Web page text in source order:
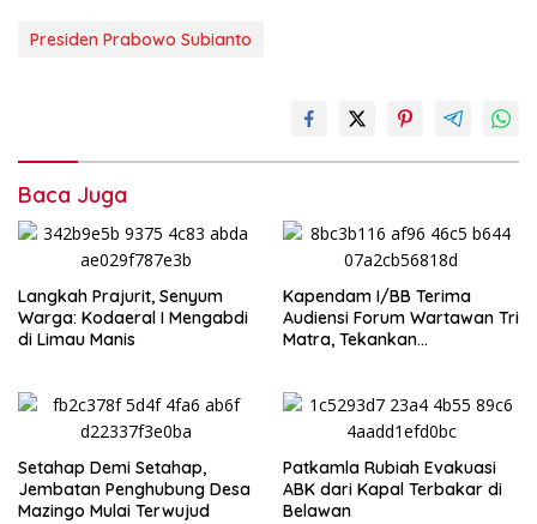
Presiden Prabowo Subianto
Baca Juga
‎Langkah Prajurit, Senyum
Warga: Kodaeral I Mengabdi
di Limau Manis
Kapendam I/BB Terima
Audiensi Forum Wartawan Tri
Matra, Tekankan
Setahap Demi Setahap,
Jembatan Penghubung Desa
Mazingo Mulai Terwujud
Patkamla Rubiah Evakuasi
ABK dari Kapal Terbakar di
Belawan